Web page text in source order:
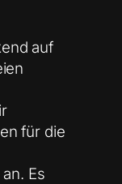
auf
für die
Es